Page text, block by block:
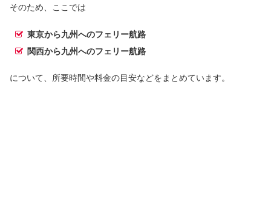
そのため、ここでは
東京から九州へのフェリー航路
関西から九州へのフェリー航路
について、所要時間や料金の目安などをまとめています。